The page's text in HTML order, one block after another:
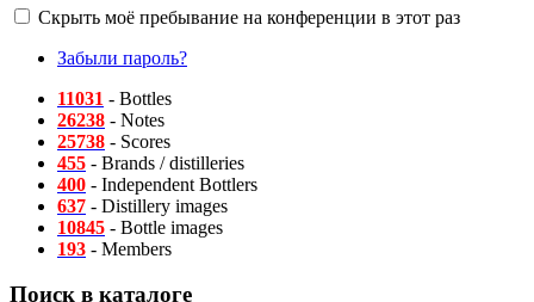
Скрыть моё пребывание на конференции в этот раз
Забыли пароль?
11031 - Bottles
26238 - Notes
25738 - Scores
455 - Brands / distilleries
400 - Independent Bottlers
637 - Distillery images
10845 - Bottle images
193 - Members
Поиск в каталоге